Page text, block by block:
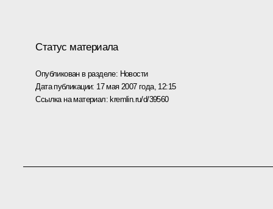
Статус материала
Опубликован в разделе: Новости
Дата публикации: 17 мая 2007 года, 12:15
Ссылка на материал:kremlin.ru/d/39560